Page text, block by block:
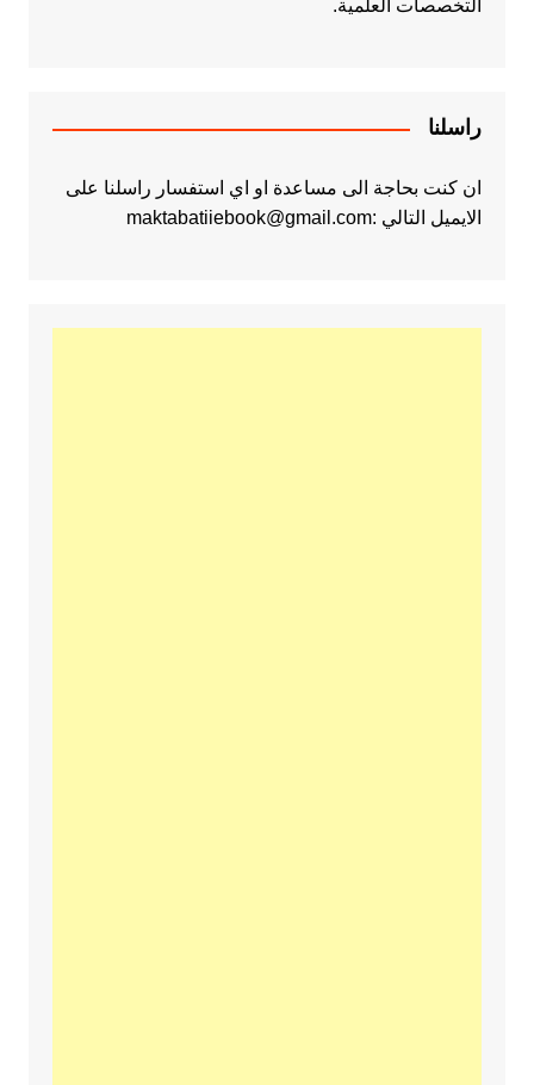
التخصصات العلمية.
راسلنا
ان كنت بحاجة الى مساعدة او اي استفسار راسلنا على
الايميل التالي :maktabatiiebook@gmail.com